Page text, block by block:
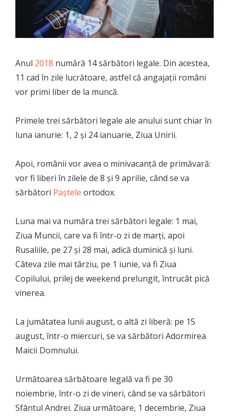
Anul 2018 numără 14 sărbători legale. Din acestea,
11 cad în zile lucrătoare, astfel că angajaţii români
vor primi liber de la muncă.
Primele trei sărbători legale ale anului sunt chiar în
luna ianurie: 1, 2 şi 24 ianuarie, Ziua Unirii.
Apoi, românii vor avea o minivacanţă de primăvară:
vor fi liberi în zilele de 8 şi 9 aprilie, când se va
sărbători Paştele ortodox.
Luna mai va număra trei sărbători legale: 1 mai,
Ziua Muncii, care va fi într-o zi de marţi, apoi
Rusaliile, pe 27 şi 28 mai, adică duminică şi luni.
Câteva zile mai târziu, pe 1 iunie, va fi Ziua
Copilului, prilej de weekend prelungit, întrucât pică
vinerea.
La jumătatea lunii august, o altă zi liberă: pe 15
august, într-o miercuri, se va sărbători Adormirea
Maicii Domnului.
Următoarea sărbătoare legală va fi pe 30
noiembrie, într-o zi de vineri, când se va sărbători
Sfântul Andrei. Ziua următoare, 1 decembrie, Ziua